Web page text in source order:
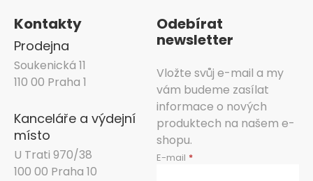
Kontakty
Prodejna
Soukenická 11
110 00 Praha 1
Kanceláře a výdejní
místo
U Trati 970/38
100 00 Praha 10
Odebírat
newsletter
Vložte svůj e-mail a my
vám budeme zasílat
informace o nových
produktech na našem e-
shopu.
E-mail